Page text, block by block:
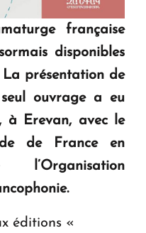
française
disponibles
La présentation de
ouvrage a eu
à Erevan, avec le
de France en
éditions «